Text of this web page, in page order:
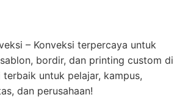
– Konveksi terpercaya untuk
bordir, dan printing custom di
terbaik untuk pelajar, kampus,
dan perusahaan!